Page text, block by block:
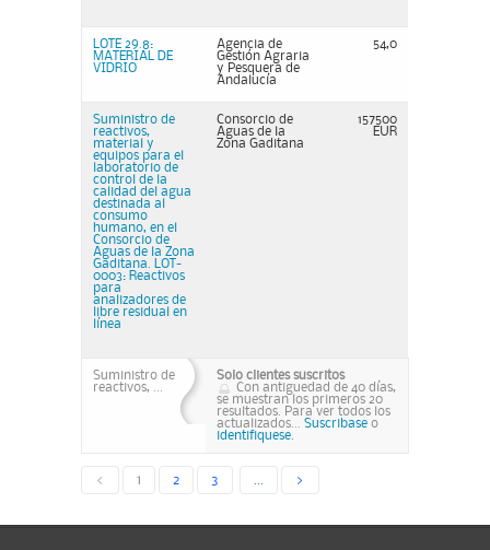
LOTE 29.8:
MATERIAL DE
VIDRIO
Agencia de
Gestión Agraria
y Pesquera de
Andalucí­a
54,0
Suministro de
reactivos,
material y
equipos para el
laboratorio de
control de la
calidad del agua
destinada al
consumo
humano, en el
Consorcio de
Aguas de la Zona
Gaditana. LOT-
0003: Reactivos
para
analizadores de
libre residual en
línea
Consorcio de
Aguas de la
Zona Gaditana
157500
EUR
Suministro de
reactivos, ...
Solo clientes suscritos
Con antiguedad de 40 días,
se muestran los primeros 20
resultados. Para ver todos los
actualizados... Suscribase o
identifiquese.
< 1 2 3 >